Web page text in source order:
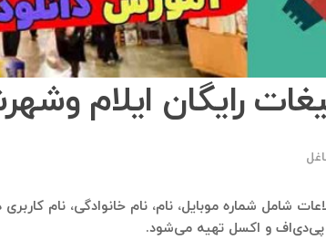
رایگان ایلام
شامل شماره موبایل، نام، نام خانوادگی، نام
پی‌دی‌اف و اکسل تهیه می‌شود.